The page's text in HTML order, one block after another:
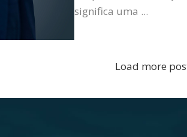
significa uma ...
Load more